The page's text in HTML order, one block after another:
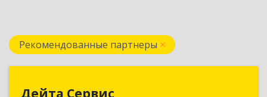
Рекомендованные партнеры
Дейта Сервис